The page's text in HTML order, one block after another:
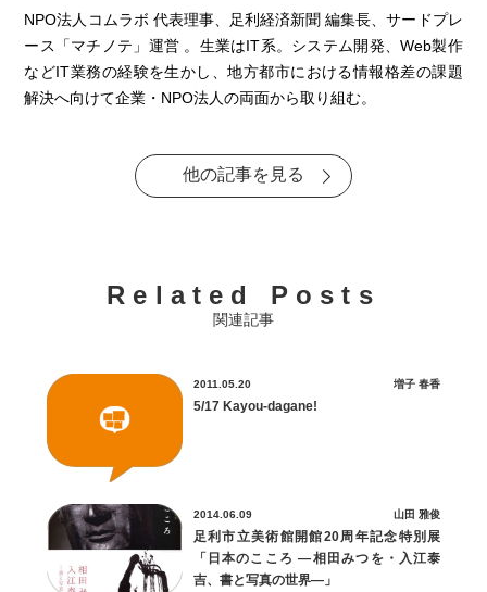
NPO法人コムラボ 代表理事、足利経済新聞 編集長、サードプレ
ース「マチノテ」運営 。生業はIT系。システム開発、Web製作
などIT業務の経験を生かし、地方都市における情報格差の課題
解決へ向けて企業・NPO法人の両面から取り組む。
他の記事を見る
Related Posts
関連記事
2011.05.20
5/17 Kayou-dagane!
増子 春香
2014.06.09
足利市立美術館開館20周年記念特別展
「日本のこころ ―相田みつを・入江泰
吉、書と写真の世界―」
山田 雅俊